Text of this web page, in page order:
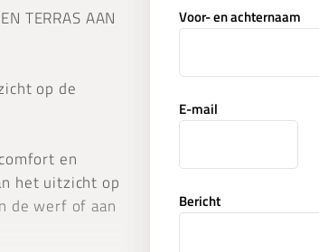
TERRAS AAN
op de
en
het uitzicht op
de werf of aan
Voor- en achternaam
E-mail
Bericht